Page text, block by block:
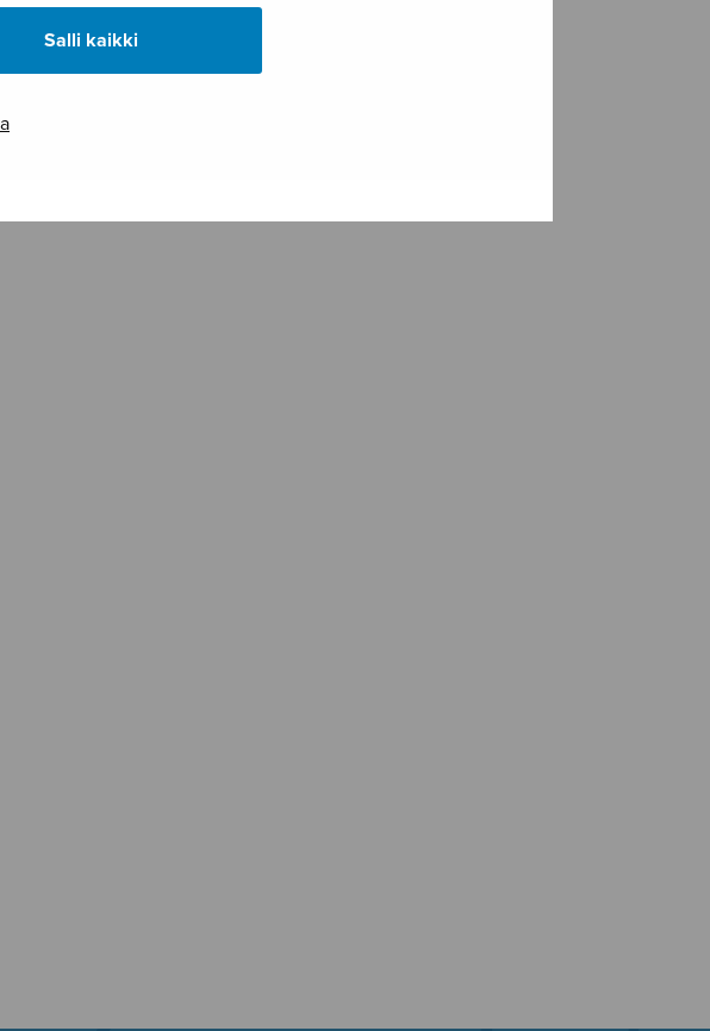
Salli kaikki